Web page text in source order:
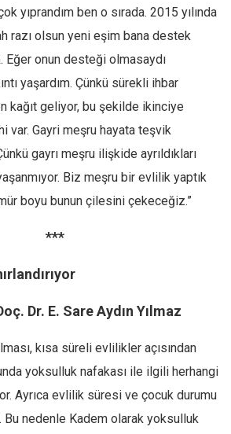
yıprandım ben o sırada. 2015 yılında
razı olsun yeni eşim bana destek
Eğer onun desteği olmasaydı
yaşardım. Çünkü sürekli ihbar
kağıt geliyor, bu şekilde ikinciye
var. Gayri meşru hayata teşvik
gayrı meşru ilişkide ayrıldıkları
Biz meşru bir evlilik yaptık
boyu bunun çilesini çekeceğiz.”
***
Dr. E. Sare Aydın Yılmaz
kısa süreli evlilikler açısından
yoksulluk nafakası ile ilgili herhangi
Ayrıca evlilik süresi ve çocuk durumu
Bu nedenle Kadem olarak yoksulluk